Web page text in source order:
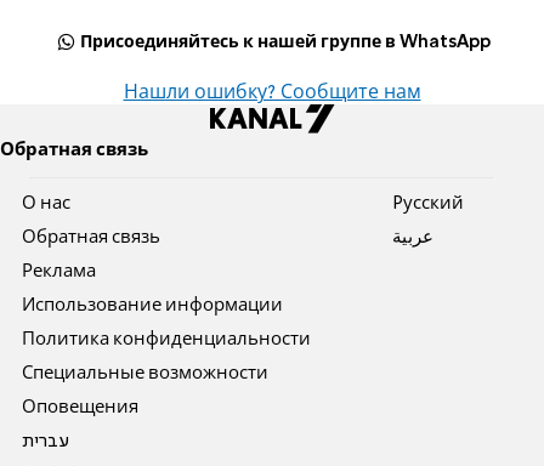
Присоединяйтесь к нашей группе в WhatsApp
Нашли ошибку? Сообщите нам
Обратная связь
О нас
Обратная связь
Реклама
Использование информации
Политика конфиденциальности
Специальные возможности
Оповещения
עברית
Pусский
عربية